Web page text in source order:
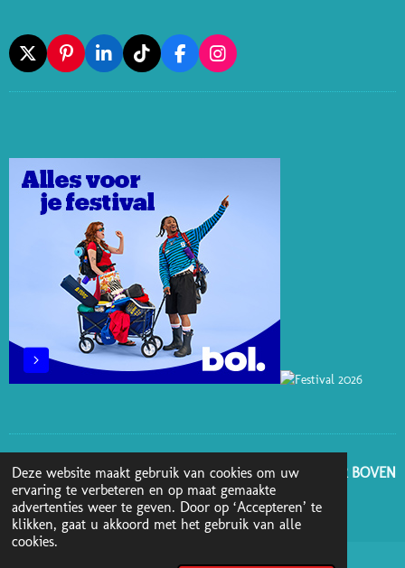
Deze website maakt gebruik van cookies om uw
ervaring te verbeteren en op maat gemaakte
advertenties weer te geven. Door op ‘Accepteren’ te
klikken, gaat u akkoord met het gebruik van alle
cookies.
X
P
I
N
E
S
T
L
I
N
I
N
T
I
K
F
A
C
O
I
N
S
R
M
GA NAAR BOVEN
© 2025 - 2026 Boekenblog van Ann